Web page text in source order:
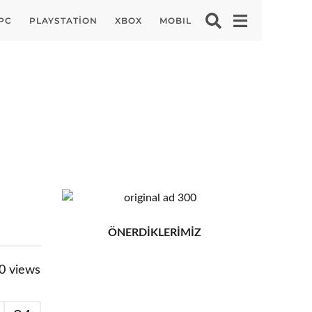
PLAYSTATION XBOX MOBIL
views
ÖNERDİKLERİMİZ